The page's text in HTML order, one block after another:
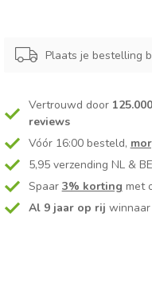
Plaats je bestelling
Vertrouwd door
reviews
Vóór 16:00 besteld,
5,95 verzending NL &
Spaar 3% korting met
Al 9 jaar op rij